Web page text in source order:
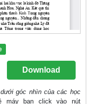
Download
góc nhìn của các học
bạn click vào nút